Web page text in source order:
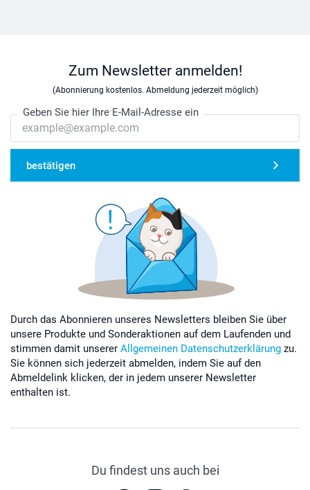
Zum Newsletter anmelden!
(Abonnierung kostenlos. Abmeldung jederzeit möglich)
Geben Sie hier Ihre E-Mail-Adresse ein
bestätigen
Durch das Abonnieren unseres Newsletters bleiben Sie über
unsere Produkte und Sonderaktionen auf dem Laufenden und
stimmen damit unserer Allgemeinen Datenschutzerklärung zu.
Sie können sich jederzeit abmelden, indem Sie auf den
Abmeldelink klicken, der in jedem unserer Newsletter
enthalten ist.
Du findest uns auch bei